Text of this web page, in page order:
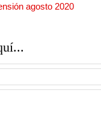
agosto 2020